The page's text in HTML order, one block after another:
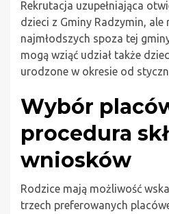
Rekrutacja uzupełniająca
dzieci z Gminy Radzymin, ale
najmłodszych spoza tej
mogą wziąć udział także
urodzone w okresie od
Wybór
procedura
wniosków
Rodzice mają możliwość
trzech preferowanych